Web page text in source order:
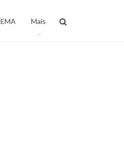
Mais